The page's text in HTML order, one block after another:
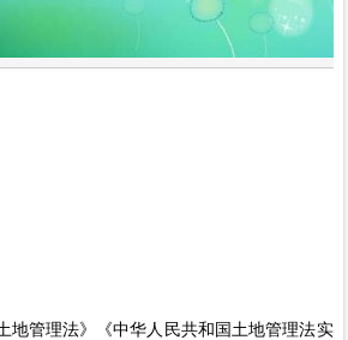
地管理法》《中华人民共和国土地管理法实